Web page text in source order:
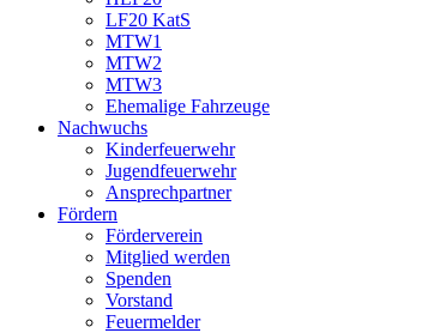
LF20 KatS
MTW1
MTW2
MTW3
Ehemalige Fahrzeuge
Nachwuchs
Kinderfeuerwehr
Jugendfeuerwehr
Ansprechpartner
Fördern
Förderverein
Mitglied werden
Spenden
Vorstand
Feuermelder